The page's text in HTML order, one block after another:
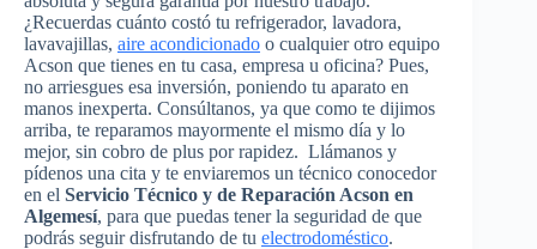
¿Recuerdas cuánto costó tu refrigerador, lavadora,
lavavajillas, aire acondicionado o cualquier otro equipo
Acson que tienes en tu casa, empresa u oficina? Pues,
no arriesgues esa inversión, poniendo tu aparato en
manos inexperta. Consúltanos, ya que como te dijimos
arriba, te reparamos mayormente el mismo día y lo
mejor, sin cobro de plus por rapidez. Llámanos y
pídenos una cita y te enviaremos un técnico conocedor
en el Servicio Técnico y de Reparación Acson en
Algemesí, para que puedas tener la seguridad de que
podrás seguir disfrutando de tu electrodoméstico.